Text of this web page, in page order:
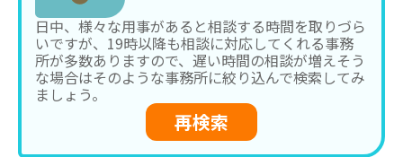
日中、様々な用事があると相談する時間を取りづら
いですが、19時以降も相談に対応してくれる事務
所が多数ありますので、遅い時間の相談が増えそう
な場合はそのような事務所に絞り込んで検索してみ
ましょう。
再検索